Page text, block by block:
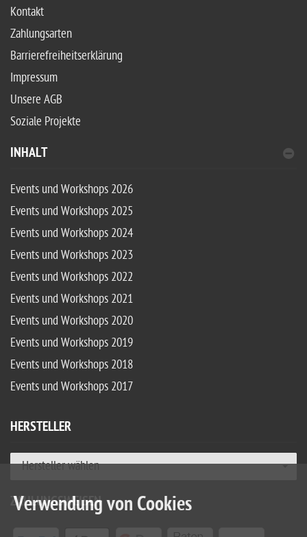
Kontakt
Zahlungsarten
Barrierefreiheitserklärung
Impressum
Unsere AGB
Soziale Projekte
INHALT
Events und Workshops 2026
Events und Workshops 2025
Events und Workshops 2024
Events und Workshops 2023
Events und Workshops 2022
Events und Workshops 2021
Events und Workshops 2020
Events und Workshops 2019
Events und Workshops 2018
Events und Workshops 2017
HERSTELLER
Hersteller wählen
ZAHLUNGSWEISEN
Verwendung von Cookies